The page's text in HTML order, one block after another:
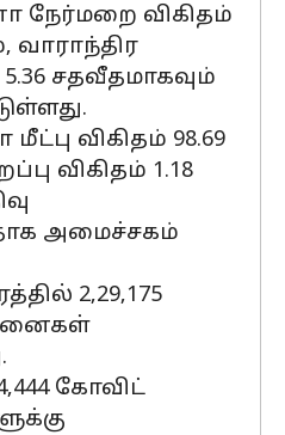
நேர்மறை விகிதம்
வாராந்திர
சதவீதமாகவும்
விகிதம் 98.69
விகிதம் 1.18
அமைச்சகம்
2,29,175
கோவிட்